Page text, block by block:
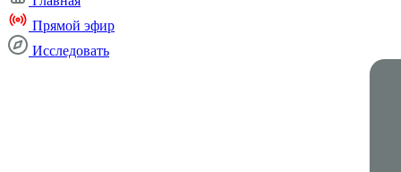
Прямой эфир
Исследовать